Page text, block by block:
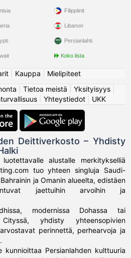
Filippiinit
Libanon
Persianlahti
Koko lista
Kauppa
Mielipiteet
Tietoa meistä Yksityisyys|
Yhteystiedot UKK
Deittiverkosto – Yhdisty
alustalle merkitykselliä
tuo yhteen singluja Saudi-
ja Omanin alueelta, edistäen
jaettuihin arvoihin ja
modernissa Dohassa tai
yhdisty yhteensopivien
perinnettä, perhearvoja ja
kunnioittaa Persianlahden kulttuuria